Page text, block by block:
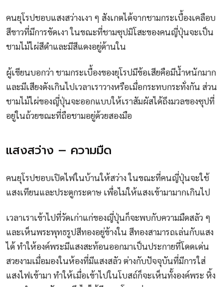
คนยุโรปชอบแสงสว่างเงา ๆ สังเกตได้จากชามกระเบื้องเคลือบ
สีขาวที่มีการขัดเงา ในขณะที่ชามซุปมิโสะของคนญี่ปุ่นจะเป็น
ชามไม้ไผ่สีดำและมีสีแดงอยู่ด้านใน
ผู้เขียนบอกว่า ชามกระเบื้องของยุโรปมีข้อเสียคือมีน้ำหนักมาก
และมีเสียงดังเกินไปเวลาเราวางหรือเมื่อกระทบกระทั่งกัน ส่วน
ชามไม้ไผ่ของญี่ปุ่นจะออกแบบให้เราสัมผัสได้ถึงมวลของซุปที่
อยู่ในถ้วยขณะที่ถือชามอยู่ด้วยสองมือ
แสงสว่าง – ความมืด
คนยุโรปชอบเปิดไฟในบ้านให้สว่าง ในขณะที่คนญี่ปุ่นจะใช้
แสงเทียนและประตูกระดาษ เพื่อไม่ให้แสงเข้ามามากเกินไป
เวลาเราเข้าไปที่วัดเก่าแก่ของญี่ปุ่นก็จะพบกับความมืดสลัว ๆ
และเห็นพระพุทธรูปสีทองอยู่ข้างใน สีทองสามารถเล่นกับแสง
ได้ ทำให้องค์พระมีแสงสะท้อนออกมาเป็นประกายที่โดดเด่น
สวยงามเมื่อมองในห้องที่มีแสงสลัว ต่างกับปัจจุบันที่มีการใส่
แสงไฟเข้ามา ทำให้เมื่อเข้าไปในโบสถ์ก็จะเห็นทั้งองค์พระ หิ้ง